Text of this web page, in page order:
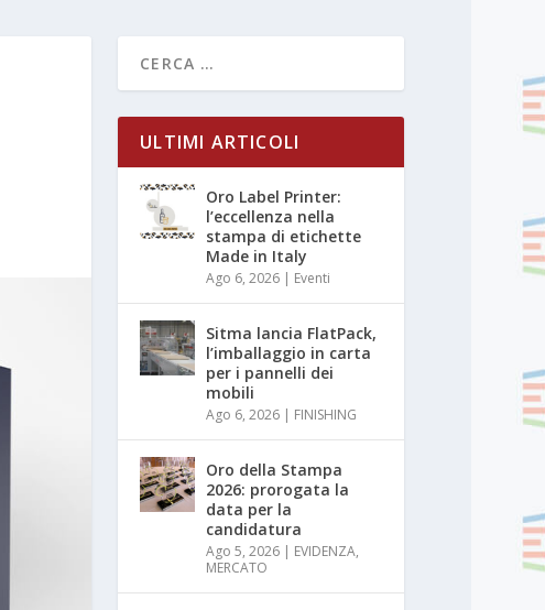
ULTIMI ARTICOLI
Oro Label Printer:
l’eccellenza nella
stampa di etichette
Made in Italy
Ago 6, 2026 | Eventi
Sitma lancia FlatPack,
l’imballaggio in carta
per i pannelli dei
mobili
Ago 6, 2026 | FINISHING
Oro della Stampa
2026: prorogata la
data per la
candidatura
Ago 5, 2026 | EVIDENZA,
MERCATO